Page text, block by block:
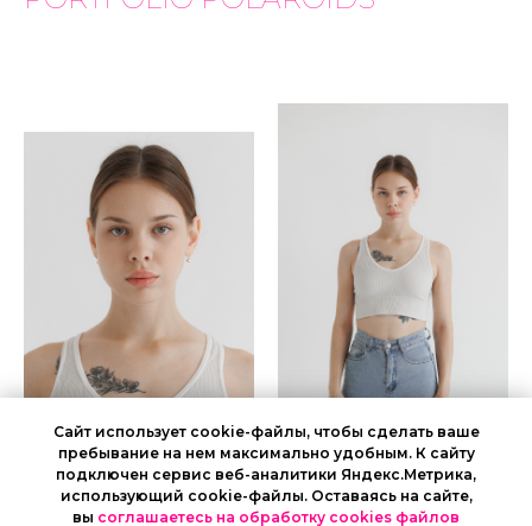
Сайт использует cookie-файлы, чтобы сделать ваше
пребывание на нем максимально удобным. К cайту
подключен сервис веб-аналитики Яндекс.Метрика,
использующий cookie-файлы. Оставаясь на сайте,
вы соглашаетесь на обработку cookies файлов